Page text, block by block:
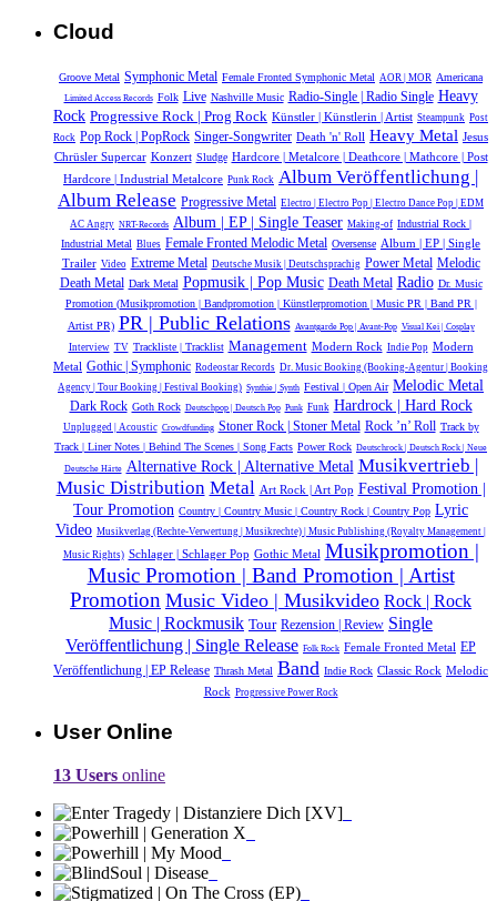
Cloud
Groove Metal Symphonic Metal Female Fronted Symphonic Metal AOR | MOR Americana
Limited Access Records Folk Live Nashville Music Radio-Single | Radio Single Heavy
Rock Progressive Rock | Prog Rock Künstler | Künstlerin | Artist Steampunk Post
Rock Pop Rock | PopRock Singer-Songwriter Death 'n' Roll Heavy Metal Jesus
Chrüsler Supercar Konzert Sludge Hardcore | Metalcore | Deathcore | Mathcore | Post
Hardcore | Industrial Metalcore Punk Rock Album Veröffentlichung |
Album Release Progressive Metal Electro | Electro Pop | Electro Dance Pop | EDM
AC Angry NRT-Records Album | EP | Single Teaser Making-of Industrial Rock |
Industrial Metal Blues Female Fronted Melodic Metal Oversense Album | EP | Single
Trailer Video Extreme Metal Deutsche Musik |‎ Deutschsprachig Power Metal Melodic
Death Metal Dark Metal Popmusik | Pop Music Death Metal Radio Dr. Music
Promotion (Musikpromotion | Bandpromotion | Künstlerpromotion | Music PR | Band PR |
Artist PR) PR | Public Relations Avantgarde Pop | Avant-Pop Visual Kei | Cosplay
Interview TV Trackliste | Tracklist Management Modern Rock Indie Pop Modern
Metal Gothic | Symphonic Rodeostar Records Dr. Music Booking (Booking-Agentur | Booking
Agency | Tour Booking | Festival Booking) Synthie | Synth Festival | Open Air Melodic Metal
Dark Rock Goth Rock Deutschpop | Deutsch Pop Punk Funk Hardrock | Hard Rock
Unplugged | Acoustic Crowdfunding Stoner Rock | Stoner Metal Rock ’n’ Roll Track by
Track | Liner Notes | Behind The Scenes | Song Facts Power Rock Deutschrock | Deutsch Rock | Neue
Deutsche Härte Alternative Rock | Alternative Metal Musikvertrieb |
Music Distribution Metal Art Rock | Art Pop Festival Promotion |
Tour Promotion Country | Country Music | Country Rock | Country Pop Lyric
Video Musikverlag (Rechte-Verwertung | Musikrechte) | Music Publishing (Royalty Management |
Music Rights) Schlager | Schlager Pop Gothic Metal Musikpromotion |
Music Promotion | Band Promotion | Artist
Promotion Music Video | Musikvideo Rock | Rock
Music | Rockmusik Tour Rezension | Review Single
Veröffentlichung | Single Release Folk Rock Female Fronted Metal EP
Veröffentlichung | EP Release Thrash Metal Band Indie Rock Classic Rock Melodic
Rock Progressive Power Rock
User Online
13 Users online